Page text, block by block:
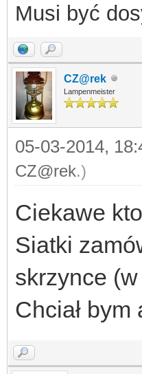
Musi być
CZ@rek
Lampenmeister
05-03-2014,
CZ@rek.)
Ciekawe
Siatki
skrzynce
Chciał bym